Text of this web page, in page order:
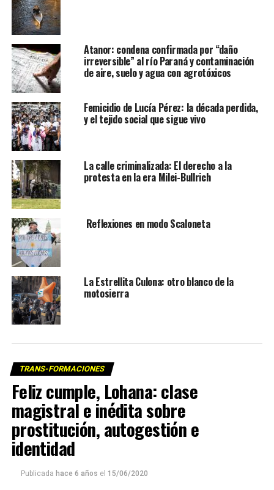
Atanor: condena confirmada por “daño
irreversible” al río Paraná y contaminación
de aire, suelo y agua con agrotóxicos
Femicidio de Lucía Pérez: la década perdida,
y el tejido social que sigue vivo
La calle criminalizada: El derecho a la
protesta en la era Milei-Bullrich
Reflexiones en modo Scaloneta
La Estrellita Culona: otro blanco de la
motosierra
TRANS-FORMACIONES
Feliz cumple, Lohana: clase
magistral e inédita sobre
prostitución, autogestión e
identidad
Publicada hace 6 años el 15/06/2020